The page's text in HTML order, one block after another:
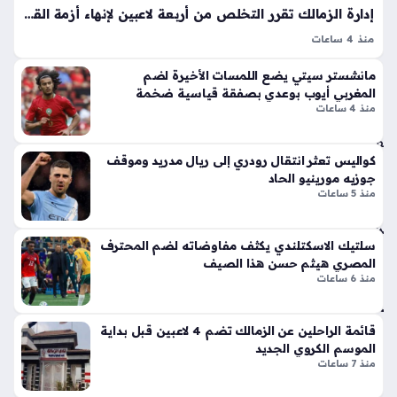
ق
أيق
ونت
ها
الج
دة
ذا
ت
ني
شر
أس
طو
انة
ونا
قل
عة
لند
ن
منذ
56
دقي
قة
تد
ن
خ
ط
ش
ح
ن
بح
ري
إدارة الزمالك تقرر التخلص من أربعة لاعبين لإنهاء أزمة القيد الحالية بالنادي
منذ 4 ساعات
الإدارة هذا المسار الإجباري بعد سلسلة من المشاورات الداخلية؛
حيث تسببت أزمة القيد في عرقلة تسجيل اللاعبين ضمن القائمة
مانشستر سيتي يضع اللمسات الأخيرة لضم
المغربي أيوب بوعدي بصفقة قياسية ضخمة
منذ 4 ساعات
كواليس تعثر انتقال رودري إلى ريال مدريد وموقف
جوزيه مورينيو الحاد
منذ 5 ساعات
سلتيك الاسكتلندي يكثف مفاوضاته لضم المحترف
المصري هيثم حسن هذا الصيف
منذ 6 ساعات
قائمة الراحلين عن الزمالك تضم 4 لاعبين قبل بداية
الموسم الكروي الجديد
منذ 7 ساعات